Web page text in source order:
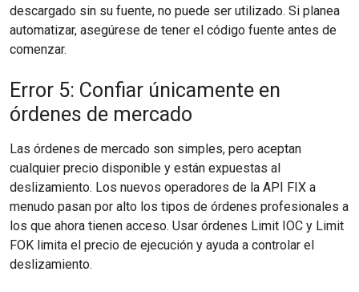
descargado sin su fuente, no puede ser utilizado. Si planea
automatizar, asegúrese de tener el código fuente antes de
comenzar.
Error 5: Confiar únicamente en
órdenes de mercado
Las órdenes de mercado son simples, pero aceptan
cualquier precio disponible y están expuestas al
deslizamiento. Los nuevos operadores de la API FIX a
menudo pasan por alto los tipos de órdenes profesionales a
los que ahora tienen acceso. Usar órdenes Limit IOC y Limit
FOK limita el precio de ejecución y ayuda a controlar el
deslizamiento.